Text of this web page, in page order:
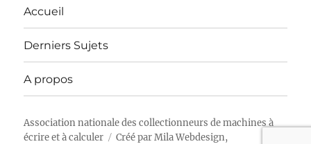
Accueil
Derniers Sujets
A propos
Association nationale des collectionneurs de machines à
écrire et à calculer
Créé parMila Webdesign,